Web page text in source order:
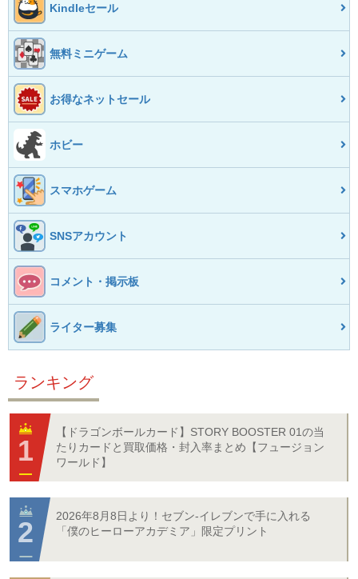
Kindleセール
無料ミニゲーム
お得なネットセール
ホビー
スマホゲーム
SNSアカウント
コメント・掲示板
ライター募集
ランキング
【ドラゴンボールカード】STORY BOOSTER 01の当
たりカードと買取価格・封入率まとめ【フュージョン
ワールド】
2026年8月8日より！セブン‐イレブンで手に入れる
「僕のヒーローアカデミア」限定プリント